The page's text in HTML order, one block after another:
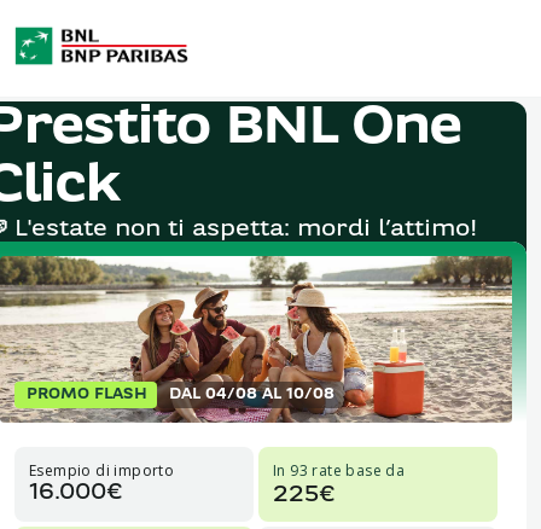
BNL One
L'estate non ti aspetta: mordi l’attimo!
PROMO FLASH DAL 04/08 AL 10/08
Esempio di importo
16.000€
In 93 rate base da
225€